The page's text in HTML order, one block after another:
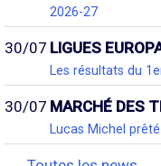
2026-27
30/07 LIGUES
Les résultats du
30/07 MARCHÉ DES
Lucas Michel